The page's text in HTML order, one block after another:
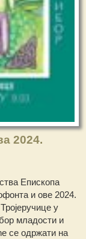
2024.
Епископа
и ове 2024.
у
младости и
се одржати на